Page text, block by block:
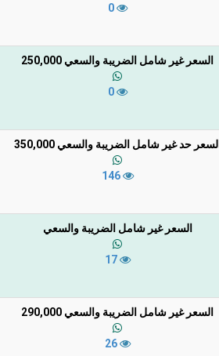
0
السعر غير شامل الضريبة والسعي 250,000
0
السعر حد غير شامل الضريبة والسعي 350,000
146
السعر غير شامل الضريبة والسعي
17
السعر غير شامل الضريبة والسعي 290,000
26